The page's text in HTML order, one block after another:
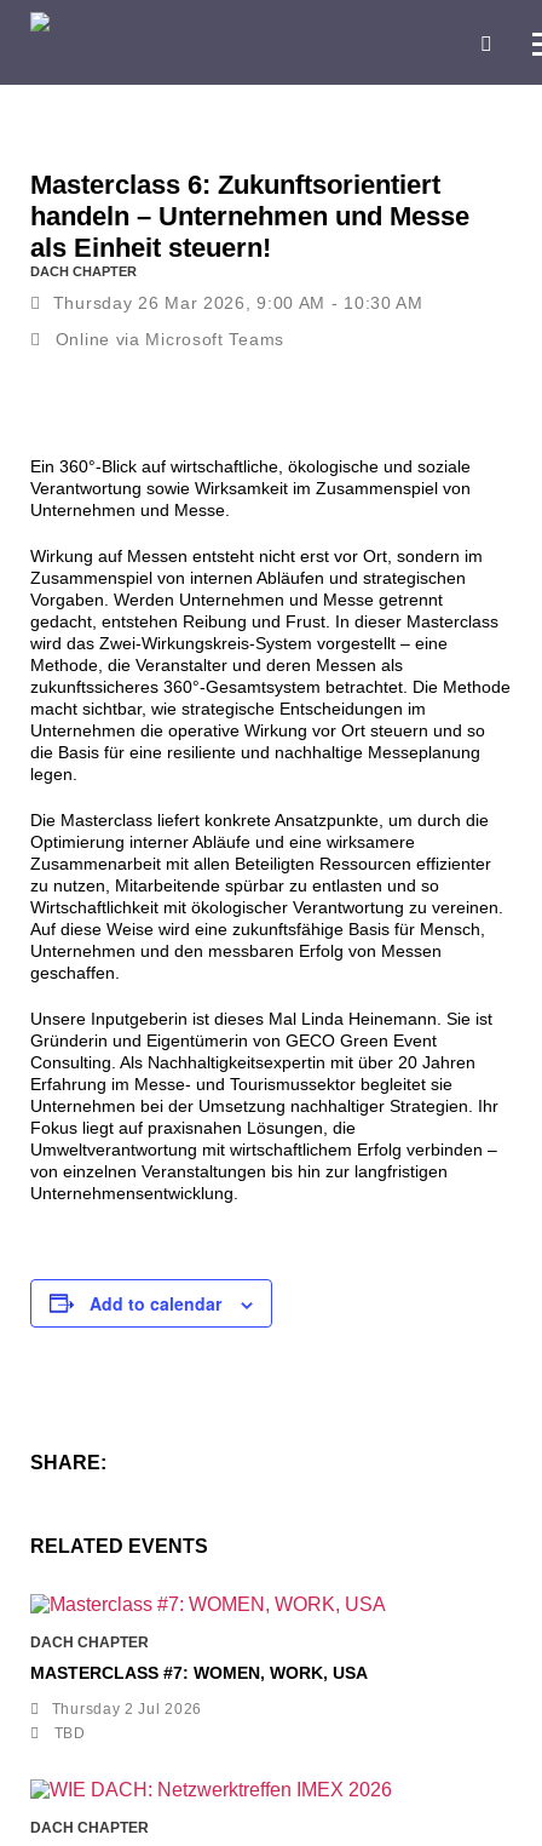
Masterclass 6: Zukunftsorientiert
handeln – Unternehmen und Messe
als Einheit steuern!
DACH CHAPTER
Thursday 26 Mar 2026, 9:00 AM - 10:30 AM
Online via Microsoft Teams
Ein 360°-Blick auf wirtschaftliche, ökologische und soziale
Verantwortung sowie Wirksamkeit im Zusammenspiel von
Unternehmen und Messe.
Wirkung auf Messen entsteht nicht erst vor Ort, sondern im
Zusammenspiel von internen Abläufen und strategischen
Vorgaben. Werden Unternehmen und Messe getrennt
gedacht, entstehen Reibung und Frust. In dieser Masterclass
wird das Zwei-Wirkungskreis-System vorgestellt – eine
Methode, die Veranstalter und deren Messen als
zukunftssicheres 360°-Gesamtsystem betrachtet. Die Methode
macht sichtbar, wie strategische Entscheidungen im
Unternehmen die operative Wirkung vor Ort steuern und so
die Basis für eine resiliente und nachhaltige Messeplanung
legen.
Die Masterclass liefert konkrete Ansatzpunkte, um durch die
Optimierung interner Abläufe und eine wirksamere
Zusammenarbeit mit allen Beteiligten Ressourcen effizienter
zu nutzen, Mitarbeitende spürbar zu entlasten und so
Wirtschaftlichkeit mit ökologischer Verantwortung zu vereinen.
Auf diese Weise wird eine zukunftsfähige Basis für Mensch,
Unternehmen und den messbaren Erfolg von Messen
geschaffen.
Unsere Inputgeberin ist dieses Mal Linda Heinemann. Sie ist
Gründerin und Eigentümerin von GECO Green Event
Consulting. Als Nachhaltigkeitsexpertin mit über 20 Jahren
Erfahrung im Messe- und Tourismussektor begleitet sie
Unternehmen bei der Umsetzung nachhaltiger Strategien. Ihr
Fokus liegt auf praxisnahen Lösungen, die
Umweltverantwortung mit wirtschaftlichem Erfolg verbinden –
von einzelnen Veranstaltungen bis hin zur langfristigen
Unternehmensentwicklung.
Add to calendar
SHARE:
RELATED EVENTS
DACH CHAPTER
MASTERCLASS #7: WOMEN, WORK, USA
Thursday 2 Jul 2026
TBD
DACH CHAPTER